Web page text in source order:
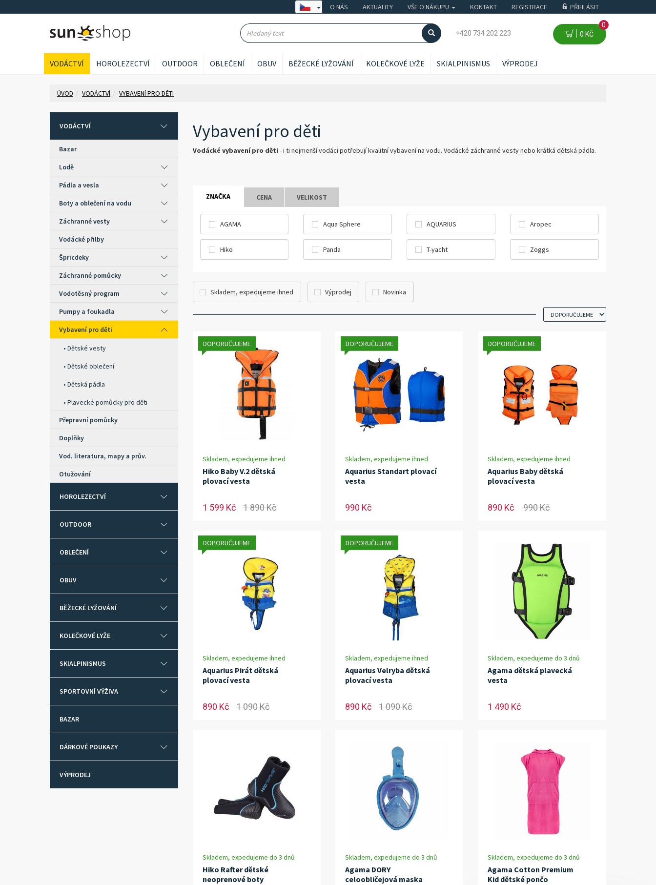
O NÁS AKTUALITY VŠE O NÁKUPU KONTAKT REGISTRACE PŘIHLÁSIT
+420 734 202 223 0 KČ
0
VODÁCTVÍ HOROLEZECTVÍ OUTDOOR OBLEČENÍ OBUV BĚŽECKÉ LYŽOVÁNÍ KOLEČKOVÉ LYŽE SKIALPINISMUS VÝPRODEJ
ÚVOD VODÁCTVÍ VYBAVENÍ PRO DĚTI
VODÁCTVÍ
Bazar
Lodě
Pádla a vesla
Boty a oblečení na vodu
Záchranné vesty
Vodácké přilby
Špricdeky
Záchranné pomůcky
Vodotěsný program
Pumpy a foukadla
Vybavení pro děti
Dětské vesty
Dětské oblečení
Dětská pádla
Plavecké pomůcky pro děti
Přepravní pomůcky
Doplňky
Vod. literatura, mapy a prův.
Otužování
HOROLEZECTVÍ
OUTDOOR
OBLEČENÍ
OBUV
BĚŽECKÉ LYŽOVÁNÍ
KOLEČKOVÉ LYŽE
SKIALPINISMUS
SPORTOVNÍ VÝŽIVA
BAZAR
DÁRKOVÉ POUKAZY
VÝPRODEJ
Vybavení pro děti
Vodácké vybavení pro děti - i ti nejmenší vodáci potřebují kvalitní vybavení na vodu. Vodácké záchranné vesty nebo krátká dětská pádla.
ZNAČKA CENA VELIKOST
AGAMA Aqua Sphere AQUARIUS Aropec
Hiko Panda T-yacht Zoggs
Skladem, expedujeme ihned Výprodej Novinka
DOPORUČUJEME
Skladem, expedujeme ihned
Hiko Baby V.2 dětská
plovací vesta
1 599 Kč 1 890 Kč
DOPORUČUJEME
Skladem, expedujeme ihned
Aquarius Standart plovací
vesta
990 Kč
DOPORUČUJEME
Skladem, expedujeme ihned
Aquarius Baby dětská
plovací vesta
890 Kč 990 Kč
DOPORUČUJEME
Skladem, expedujeme ihned
Aquarius Pirát dětská
plovací vesta
890 Kč 1 090 Kč
DOPORUČUJEME
Skladem, expedujeme ihned
Aquarius Velryba dětská
plovací vesta
890 Kč 1 090 Kč
Skladem, expedujeme do 3 dnů
Agama dětská plavecká
vesta
1 490 Kč
Skladem, expedujeme do 3 dnů
Hiko Rafter dětské
neoprenové boty
Skladem, expedujeme do 3 dnů
Agama DORY
celoobličejová maska
Skladem, expedujeme do 3 dnů
Agama Cotton Premium
Kid dětské pončo